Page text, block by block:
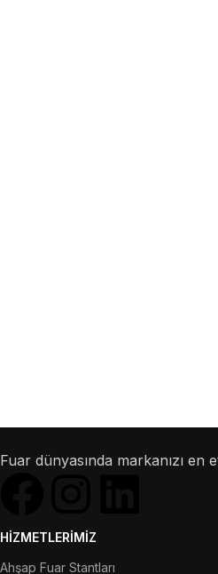
Fuar dünyasında markanızı
HIZMETLERIMIZ
Ahşap Fuar Stantları